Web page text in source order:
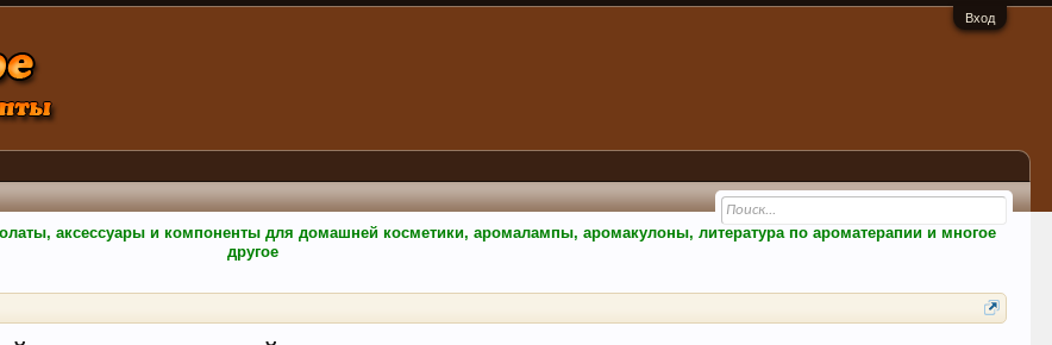
Вход
аксессуары и компоненты для домашней косметики, аромалампы, аромакулоны, литература по ароматерапии и многое
другое